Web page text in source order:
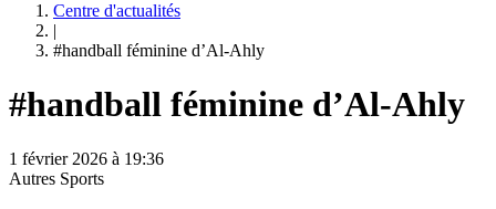
Centre d'actualités
|
#handball féminine d’Al-Ahly
#handball féminine d’Al-Ahly
1 février 2026 à 19:36
Autres Sports